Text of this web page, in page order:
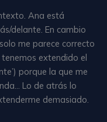
Ana está
delante. En cambio
me parece correcto
extendido el
porque la que me
Lo de atrás lo
demasiado.